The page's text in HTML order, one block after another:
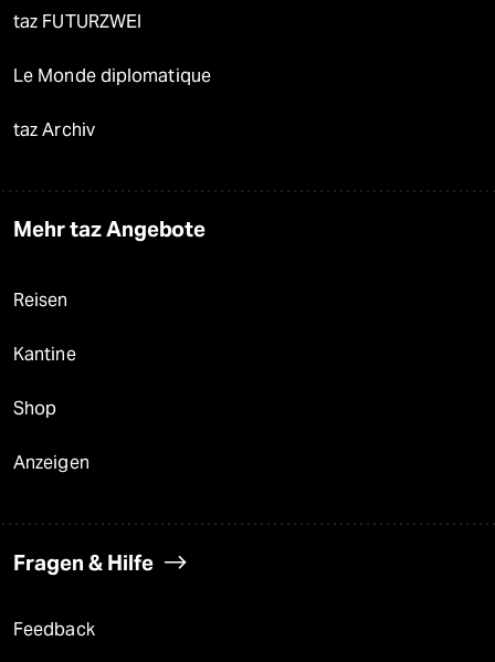
taz FUTURZWEI
Le Monde diplomatique
taz Archiv
Mehr taz Angebote
Reisen
Kantine
Shop
Anzeigen
Fragen & Hilfe
Feedback